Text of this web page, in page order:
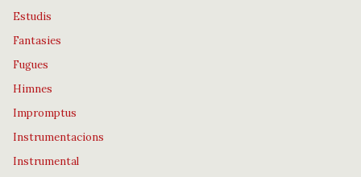
Estudis
Fantasies
Fugues
Himnes
Impromptus
Instrumentacions
Instrumental